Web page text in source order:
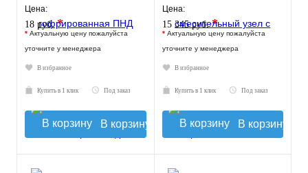
Цена:
18 руб.*
* Актуальную цену пожалуйста
уточните у менеджера
В избранное
Купить в 1 клик Под заказ
В корзину
20-43°C, с насосом UPSO
Цена:
15 345 руб.*
* Актуальную цену пожалуйста
уточните у менеджера
В избранное
Купить в 1 клик Под заказ
В корзину